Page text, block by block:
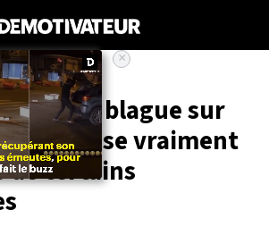
People
: sa blague sur
ne passe vraiment
de certains
×